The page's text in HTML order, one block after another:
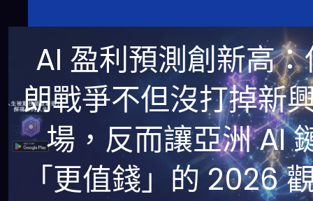
AI 盈利預測創新高：
朗戰爭不但沒打掉新
場，反而讓亞洲 AI
「更值錢」的 2026